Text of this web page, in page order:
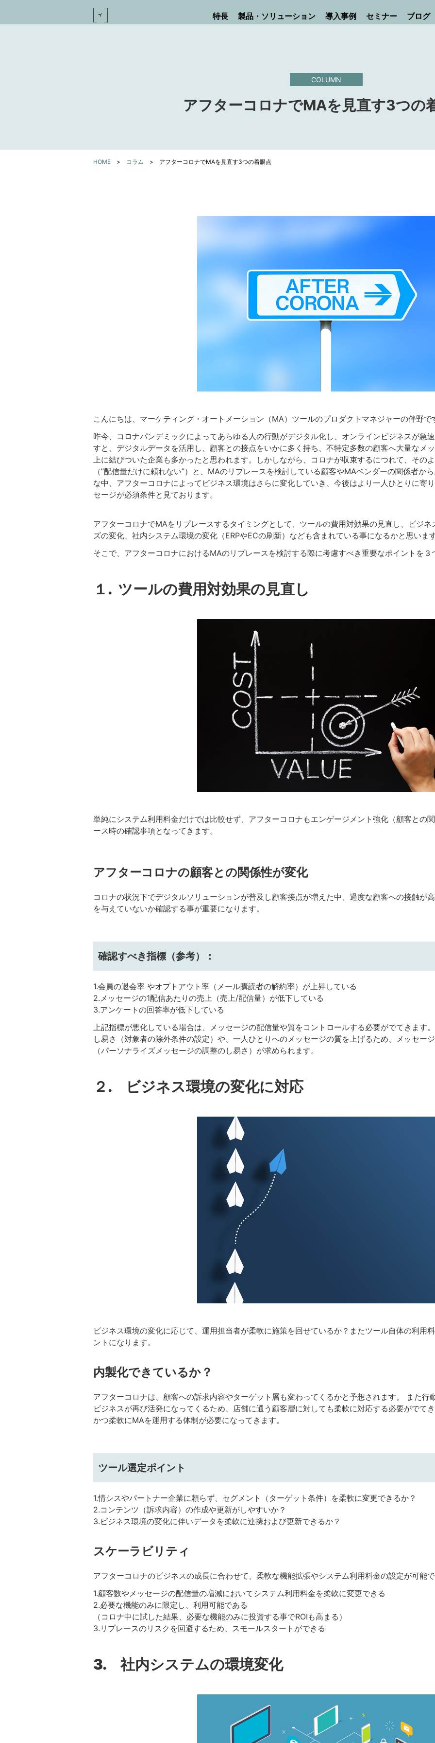
特長 製品・ソリューション 導入事例 セミナー ブログ
COLUMN
アフターコロナでMAを見直す3つの
HOME > コラム > アフターコロナでMAを見直す3つの着眼点
こんにちは、マーケティング・オートメーション（MA）ツールのプロダクトマネジャーの伴野で
昨今、コロナパンデミックによってあらゆる人の行動がデジタル化し、オンラインビジネスが急
すと、デジタルデータを活用し、顧客との接点をいかに多く持ち、 不特定多数の顧客へ大量なメ
上に結びついた企業も多かったと思われます。しかしながら、コロナが収束するにつれて、その
（”配信量だけに頼れない”）と、MAのリプレースを検討している顧客やMAベンダーの関係者か
な中、アフターコロナによってビジネス環境はさらに変化していき、今後はより一人ひとりに寄
セージが必須条件と見ております。
アフターコロナでMAをリプレースするタイミングとして、ツールの費用対効果の見直し、ビジ
ズの変化、社内システム環境の変化（ERPやECの刷新）なども含まれている事になるかと思いま
そこで、アフターコロナにおけるMAのリプレースを検討する際に考慮すべき重要なポイントを３
１. ツールの費用対効果の見直し
単純にシステム利用料金だけでは比較せず、アフターコロナもエンゲージメント強化（顧客との
ース時の確認事項となってきます。
アフターコロナの顧客との関係性が変化
コロナの状況下でデジタルソリューションが普及し顧客接点が増えた中、過度な顧客への接触が
を与えていないか確認する事が重要になります。
確認すべき指標（参考）：
1.会員の退会率 やオプトアウト率（メール購読者の解約率）が上昇している
2.メッセージの1配信あたりの売上（売上/配信量）が低下している
3.アンケートの回答率が低下している
上記指標が悪化している場合は、メッセージの配信量や質をコントロールする必要がでてきます
し易さ（対象者の除外条件の設定）や、一人ひとりへのメッセージの質を上げるため、メッセー
（パーソナライズメッセージの調整のし易さ）が求められます。
２. ビジネス環境の変化に対応
ビジネス環境の変化に応じて、運用担当者が柔軟に施策を回せているか？またツール自体の利用
ントになります。
内製化できているか？
アフターコロナは、顧客への訴求内容やターゲット層も変わってくるかと予想されます。 また行
ビジネスが再び活発になってくるため、店舗に通う顧客層に対しても柔軟に対応する必要がでて
かつ柔軟にMAを運用する体制が必要になってきます。
ツール選定ポイント
1.情シスやパートナー企業に頼らず、セグメント（ターゲット条件）を柔軟に変更できるか？
2.コンテンツ（訴求内容）の作成や更新がしやすいか？
3.ビジネス環境の変化に伴いデータを柔軟に連携および更新できるか？
スケーラビリティ
アフターコロナのビジネスの成長に合わせて、柔軟な機能拡張やシステム利用料金の設定が可能
1.顧客数やメッセージの配信量の増減においてシステム利用料金を柔軟に変更できる
2.必要な機能のみに限定し、利用可能である
（コロナ中に試した結果、必要な機能のみに投資する事でROIも高まる）
3.リプレースのリスクを回避するため、スモールスタートができる
3. 社内システムの環境変化